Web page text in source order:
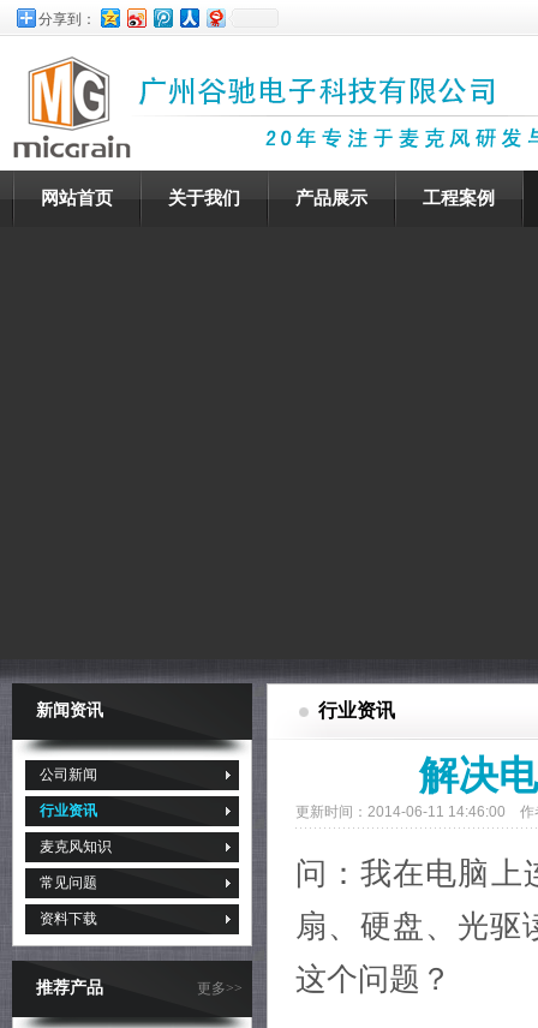
分享到：
网站首页 关于我们 产品展示 工程案例
新闻资讯
公司新闻
行业资讯
麦克风知识
常见问题
资料下载
更多>>
推荐产品
行业资讯
解决
更新时间：2014-06-11 14:46:00
问：我在电脑上
扇、硬盘、光驱
这个问题？